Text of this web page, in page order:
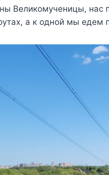
Великомученицы, нас
а к одной мы едем